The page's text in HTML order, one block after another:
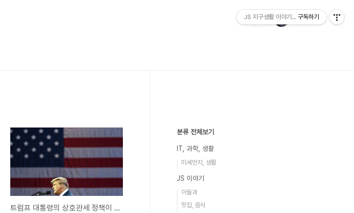
트럼프 대통령의 상호관세 정책이 미국 경제에 미치는 영향
분류 전체보기
IT, 과학, 생활
미세먼지, 생활
JS 이야기
아들과
맛집, 음식
JS 지구생활 이야기... 구독하기